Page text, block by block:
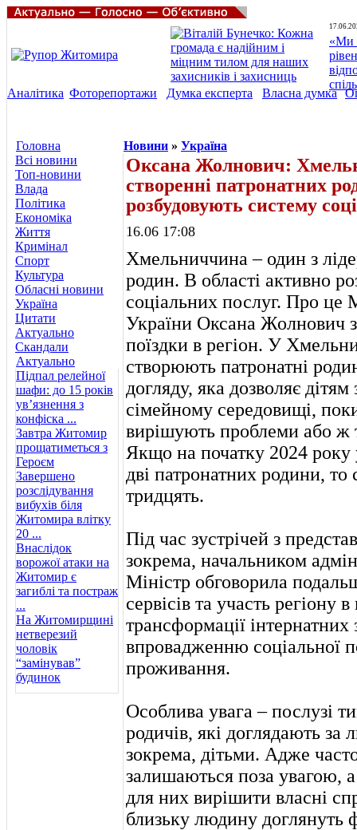
«Ми
Аналітика Фоторепортажи Думка експерта Власна думка
Головна
Всі новини
Топ-новини
Влада
Політика
Економіка
Життя
Кримінал
Спорт
Культура
Обласні новини
Україна
Цитати
Актуально
Скандали
Актуально
Підпал релейної
шафи: до 15 років
ув’язнення з
конфіска ...
Завтра Житомир
прощатиметься з
Героєм
Завершено
розслідування
вибухів біля
Житомира влітку
20 ...
Внаслідок
ворожої атаки на
Житомир є
загиблі та постраж
...
На Житомирщині
нетверезий
чоловік
“замінував”
будинок
Новини » Україна
Оксана Жолнович:
створенні патронатних
розбудовують систему
16.06 17:08
Хмельниччина – один з
родин. В області активно
соціальних послуг. Про це
України Оксана Жолнович
поїздки в регіон. У
створюють патронатні
догляду, яка дозволяє
сімейному середовищі,
вирішують проблеми або ж
Якщо на початку 2024 року
дві патронатних родини,
тридцять.
Під час зустрічей з
зокрема, начальником
Міністр обговорила
сервісів та участь регіону
трансформації
впровадженню соціальної
проживання.
Особлива увага – послузі
родичів, які доглядають за
зокрема, дітьми. Адже
залишаються поза увагою,
для них вирішити власні
близьку людину доглянуть